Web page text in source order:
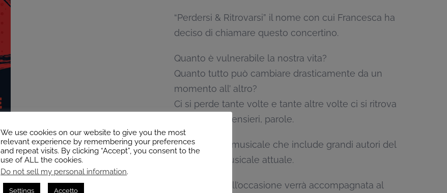
“Perdersi & Ritrovarsi” il nome con cui Francesca ha
deciso di chiamare questo concertino.
Quanto è vulnerabile la nostra vita?
Quanto tutto può cambiare drasticamente da un
momento all’ altro?
Ci si perde tante volte e tante altre volte ci si ritrova
in musiche, pensieri, parole.
Una scaletta musicale che include grandi autori del
panorama musicale attuale.
Francesca nell’occasione verrà accompagnata al
We use cookies on our website to give you the most
relevant experience by remembering your preferences
and repeat visits. By clicking “Accept”, you consent to the
use of ALL the cookies.
Do not sell my personal information.
Settings Accetto